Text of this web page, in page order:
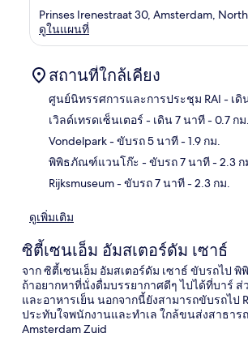
Prinses Irenestraat 30, Amsterdam,
ดูในแผนที่
สถานที่ใกล้เคียง
ศูนย์นิทรรศการและการประชุม RAI - เดิ
เวิลด์เทรดเซ็นเตอร์ - เดิน 7 นาที- 0.7 กม.
Vondelpark- ขับรถ 5 นาที- 1.9 กม.
พิพิธภัณฑ์แวนโก๊ะ - ขับรถ 7 นาที- 2.3 ก
Rijksmuseum- ขับรถ 7 นาที- 2.3 กม.
ดูเพิ่มเติม
ซิตี้เซนเอ็ม อัมสเตอร์ดัม เซาธ์
จาก ซิตี้เซนเอ็ม อัมสเตอร์ดัม เซาธ์ ขับรถไป
ถ้าอยากหาที่นั่งดื่มบรรยากาศดีๆ ไปได้ที่บาร์
และอาหารเย็น นอกจากนี้ยังสามารถขับรถไป
ประทับใจพนักงานและทำเล ใกล้ขนส่งสาธาร
Amsterdam Zuid